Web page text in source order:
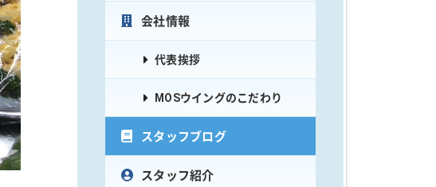
会社情報
代表挨拶
MOSウイングのこだわり
スタッフブログ
スタッフ紹介